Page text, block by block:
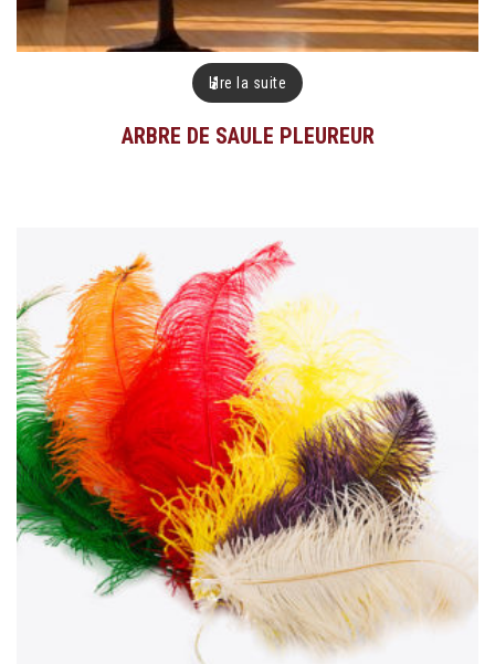
Lire la suite
ARBRE DE SAULE PLEUREUR